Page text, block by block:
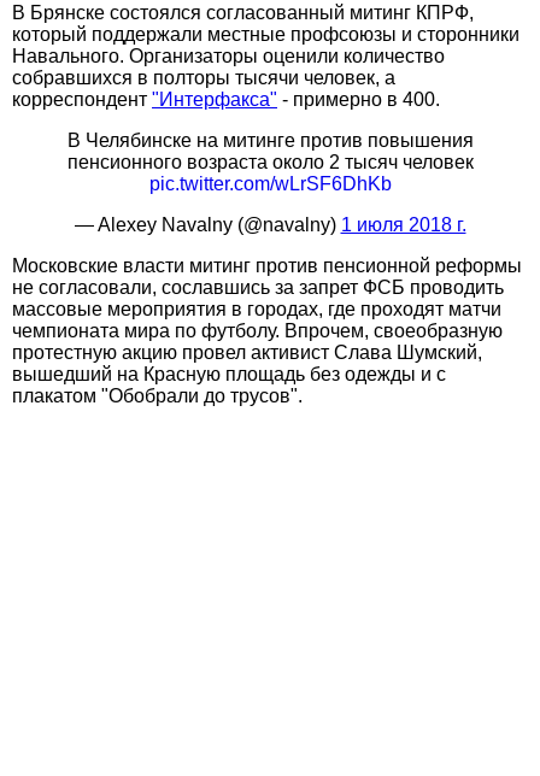
В Брянске состоялся согласованный митинг КПРФ,
который поддержали местные профсоюзы и сторонники
Навального. Организаторы оценили количество
собравшихся в полторы тысячи человек, а
корреспондент "Интерфакса" - примерно в 400.
В Челябинске на митинге против повышения
пенсионного возраста около 2 тысяч человек
pic.twitter.com/wLrSF6DhKb
— Alexey Navalny (@navalny) 1 июля 2018 г.
Московские власти митинг против пенсионной реформы
не согласовали, сославшись за запрет ФСБ проводить
массовые мероприятия в городах, где проходят матчи
чемпионата мира по футболу. Впрочем, своеобразную
протестную акцию провел активист Слава Шумский,
вышедший на Красную площадь без одежды и с
плакатом "Обобрали до трусов".